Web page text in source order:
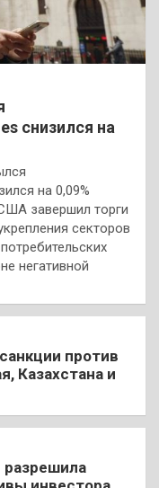
снизился на
на 0,09%
завершил торги
секторов
негативной
против
Казахстана и
разрешила